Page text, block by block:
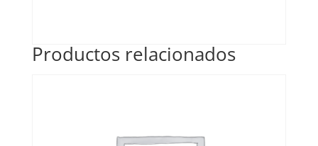
Productos relacionados